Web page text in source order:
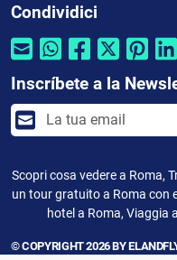
Condividici
Inscríbete a la
Scopri cosa vedere a Roma,
un tour gratuito a Roma con
hotel a Roma, Viaggia
© COPYRIGHT 2026 BY